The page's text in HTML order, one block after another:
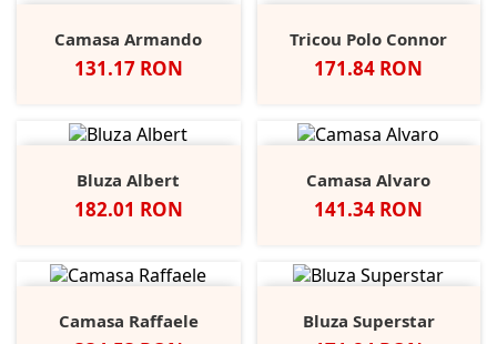
Camasa Armando
Pret
131.17 RON
Tricou Polo Connor
Pret
171.84 RON
Bluza Albert
Pret
182.01 RON
Camasa Alvaro
Pret
141.34 RON
Camasa Raffaele Bluza Superstar